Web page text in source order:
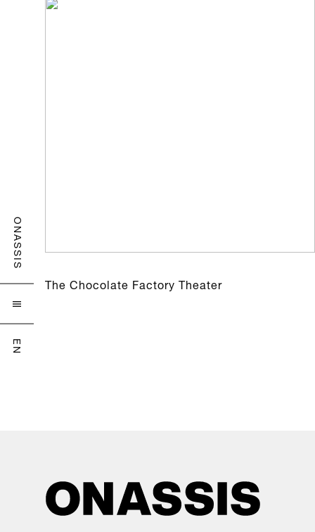
ONASSIS

EN
The Chocolate Factory Theater